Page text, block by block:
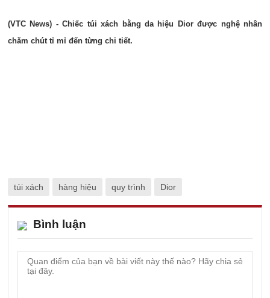
(VTC News) - Chiếc túi xách bằng da hiệu Dior được nghệ nhân
chăm chút tỉ mỉ đến từng chi tiết.
túi xách hàng hiệu quy trình Dior
Bình luận